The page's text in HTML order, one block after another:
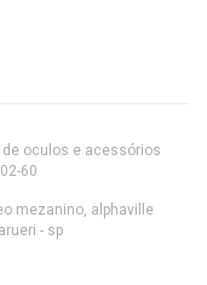
oculos e acessórios
60
mezanino, alphaville
- sp